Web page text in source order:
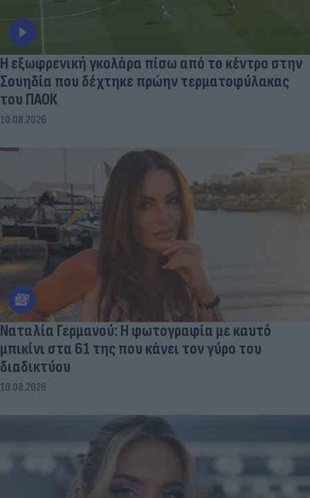
Η εξωφρενική γκολάρα πίσω από το κέντρο στην
Σουηδία που δέχτηκε πρώην τερματοφύλακας
του ΠΑΟΚ
10.08.2026
Ναταλία Γερμανού: Η φωτογραφία με καυτό
μπικίνι στα 61 της που κάνει τον γύρο του
διαδικτύου
10.08.2026